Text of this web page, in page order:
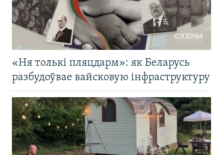
«Ня толькі пляцдарм»: як Беларусь
разбудоўвае вайсковую інфраструктуру